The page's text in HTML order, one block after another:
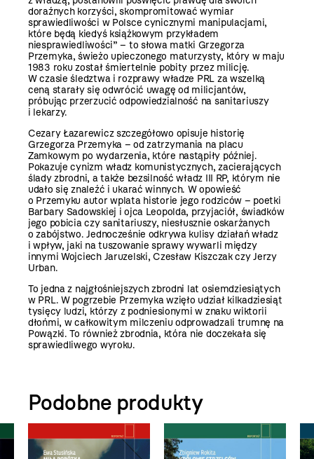
doraźnych korzyści, skompromitować wymiar
sprawiedliwości w Polsce cynicznymi manipulacjami,
które będą kiedyś książkowym przykładem
niesprawiedliwości” – to słowa matki Grzegorza
Przemyka, świeżo upieczonego maturzysty, który w maju
1983 roku został śmiertelnie pobity przez milicję.
W czasie śledztwa i rozprawy władze PRL za wszelką
ceną starały się odwrócić uwagę od milicjantów,
próbując przerzucić odpowiedzialność na sanitariuszy
i lekarzy.
Cezary Łazarewicz szczegółowo opisuje historię
Grzegorza Przemyka – od zatrzymania na placu
Zamkowym po wydarzenia, które nastąpiły później.
Pokazuje cynizm władz komunistycznych, zacierających
ślady zbrodni, a także bezsilność władz III RP, którym nie
udało się znaleźć i ukarać winnych. W opowieść
o Przemyku autor wplata historie jego rodziców – poetki
Barbary Sadowskiej i ojca Leopolda, przyjaciół, świadków
jego pobicia czy sanitariuszy, niesłusznie oskarżanych
o zabójstwo. Jednocześnie odkrywa kulisy działań władz
i wpływ, jaki na tuszowanie sprawy wywarli między
innymi Wojciech Jaruzelski, Czesław Kiszczak czy Jerzy
Urban.
To jedna z najgłośniejszych zbrodni lat osiemdziesiątych
w PRL. W pogrzebie Przemyka wzięło udział kilkadziesiąt
tysięcy ludzi, którzy z podniesionymi w znaku wiktorii
dłońmi, w całkowitym milczeniu odprowadzali trumnę na
Powązki. To również zbrodnia, która nie doczekała się
sprawiedliwego wyroku.
Podobne produkty